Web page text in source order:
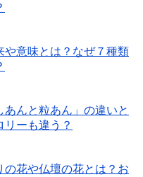
や意味とは？なぜ７種類
あんと粒あん」の違いと
リーも違う？
の花や仏壇の花とは？お